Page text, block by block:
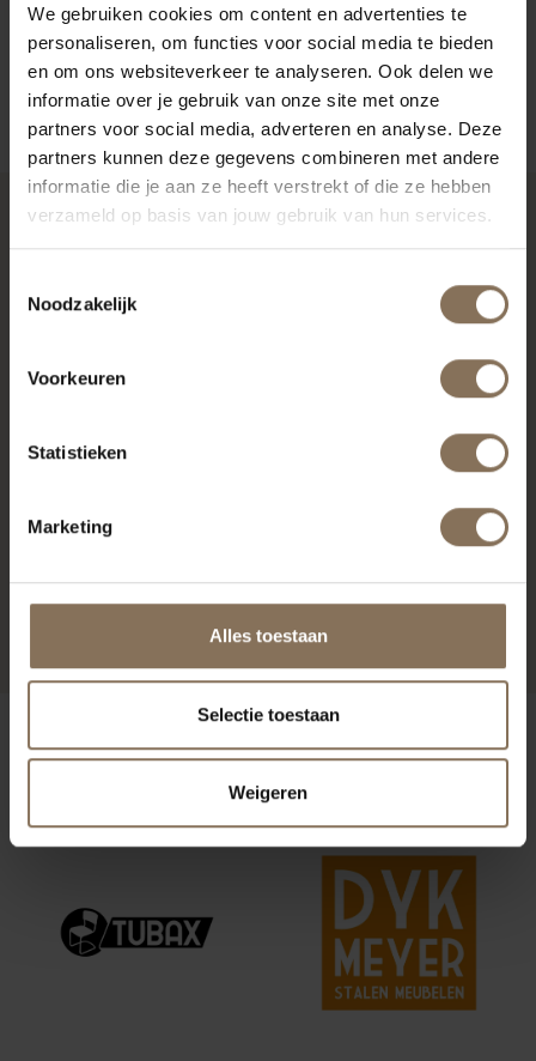
We gebruiken cookies om content en advertenties te
personaliseren, om functies voor social media te bieden
en om ons websiteverkeer te analyseren. Ook delen we
informatie over je gebruik van onze site met onze
partners voor social media, adverteren en analyse. Deze
partners kunnen deze gegevens combineren met andere
informatie die je aan ze heeft verstrekt of die ze hebben
verzameld op basis van jouw gebruik van hun services.
Noodzakelijk
Voorkeuren
Statistieken
Marketing
Alles toestaan
Selectie toestaan
Weigeren
GARANTIE
VARIANTEN & ALGEMENE INFORMATIE
RECENT BEKEKEN